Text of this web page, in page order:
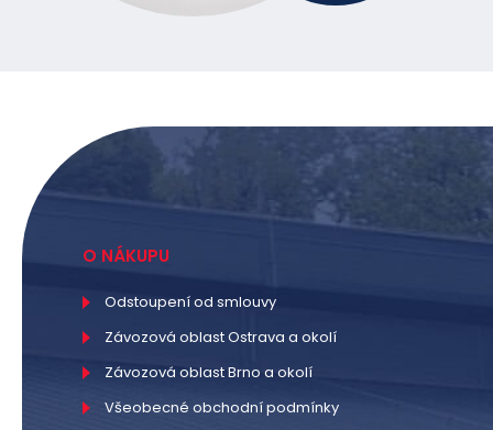
O NÁKUPU
Odstoupení od smlouvy
Závozová oblast Ostrava a okolí
Závozová oblast Brno a okolí
Všeobecné obchodní podmínky